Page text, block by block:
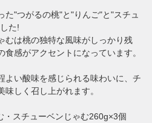
た"つがるの桃"と"りんご"と"スチュ
た!
むは桃の独特な風味がしっかり残
感がアクセントになっています。
よい酸味を感じられる味わいに、チ
しく召し上がれます。
・スチューベンじゃむ260g×3個